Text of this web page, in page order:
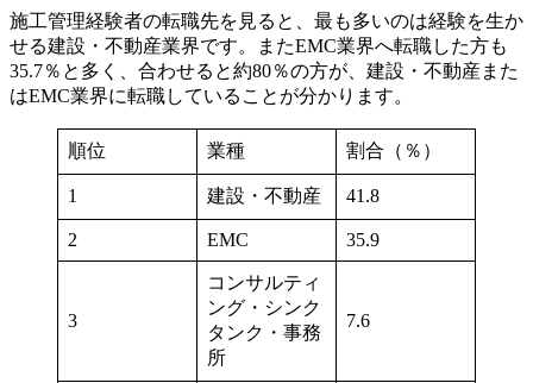
施工管理経験者の転職先を見ると、最も多いのは経験を生か
せる建設・不動産業界です。またEMC業界へ転職した方も
35.7％と多く、合わせると約80％の方が、建設・不動産また
はEMC業界に転職していることが分かります。
順位 業種 割合（％）
1 建設・不動産 41.8
2 EMC 35.9
3
コンサルティ
ング・シンク
タンク・事務
所
7.6